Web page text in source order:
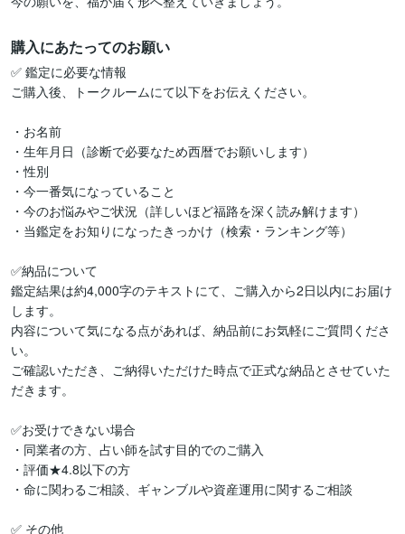
購入にあたってのお願い
✅ 鑑定に必要な情報
ご購入後、トークルームにて以下をお伝えください。
・お名前
・生年月日（診断で必要なため西暦でお願いします）
・性別
・今一番気になっていること
・今のお悩みやご状況（詳しいほど福路を深く読み解けます）
・当鑑定をお知りになったきっかけ（検索・ランキング等）
✅納品について
鑑定結果は約4,000字のテキストにて、ご購入から2日以内にお届け
します。
内容について気になる点があれば、納品前にお気軽にご質問くださ
い。
ご確認いただき、ご納得いただけた時点で正式な納品とさせていた
だきます。
✅お受けできない場合
・同業者の方、占い師を試す目的でのご購入
・評価★4.8以下の方
・命に関わるご相談、ギャンブルや資産運用に関するご相談
✅ その他